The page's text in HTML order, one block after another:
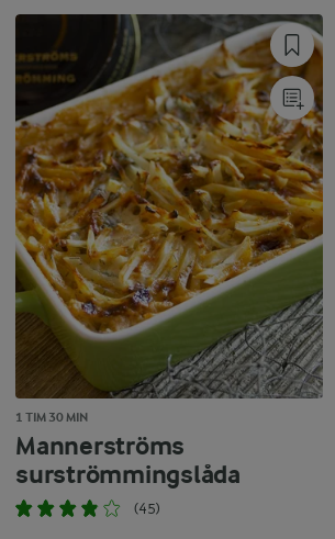
1 TIM 30 MIN
Mannerströms
surströmmingslåda
(45)